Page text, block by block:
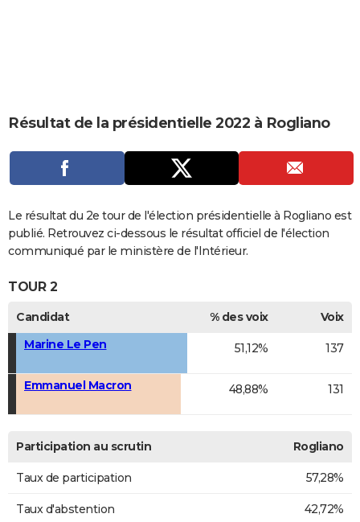
CARTE DE VOEUX
DICTIONNAIRE
Dictionnaire
Biographies
Expressions
Proverbes
PROGRAMME TV
COPAINS D'AVANT
Se connecter
Collèges
Universités
Entreprises
Service militaire
Avis de recherche
AVIS DE DÉCÈS
FORUM
Bricolage
Culture
Television
Voyage
Résultat de la présidentielle 2022 à Rogliano
Le résultat du 2e tour de l'élection présidentielle à Rogliano est
publié. Retrouvez ci-dessous le résultat officiel de l'élection
communiqué par le ministère de l'Intérieur.
TOUR 2
Candidat % des voix
Voix
Marine Le Pen
51,12% 137
Emmanuel Macron 48,88% 131
Participation au scrutin Rogliano
Taux de participation 57,28%
Taux d'abstention 42,72%